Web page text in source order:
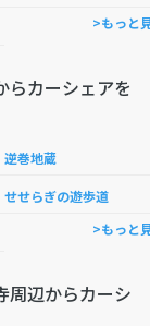
>もっと
らカーシェアを
逆巻地蔵
せせらぎの遊歩道
>もっと
周辺からカーシ